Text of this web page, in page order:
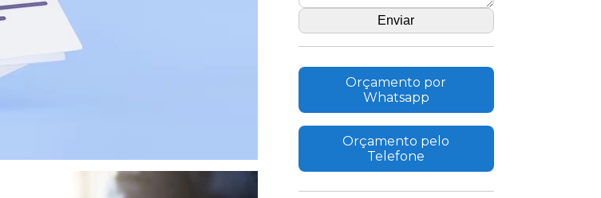
Orçamento por
Whatsapp
Orçamento pelo
Telefone